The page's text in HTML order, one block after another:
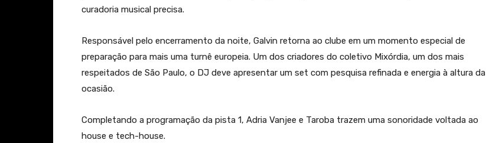
curadoria musical precisa.
Responsável pelo encerramento da noite, Galvin retorna ao clube em um momento especial de
preparação para mais uma turnê europeia. Um dos criadores do coletivo Mixórdia, um dos mais
respeitados de São Paulo, o DJ deve apresentar um set com pesquisa refinada e energia à altura da
ocasião.
Completando a programação da pista 1, Adria Vanjee e Taroba trazem uma sonoridade voltada ao
house e tech-house.